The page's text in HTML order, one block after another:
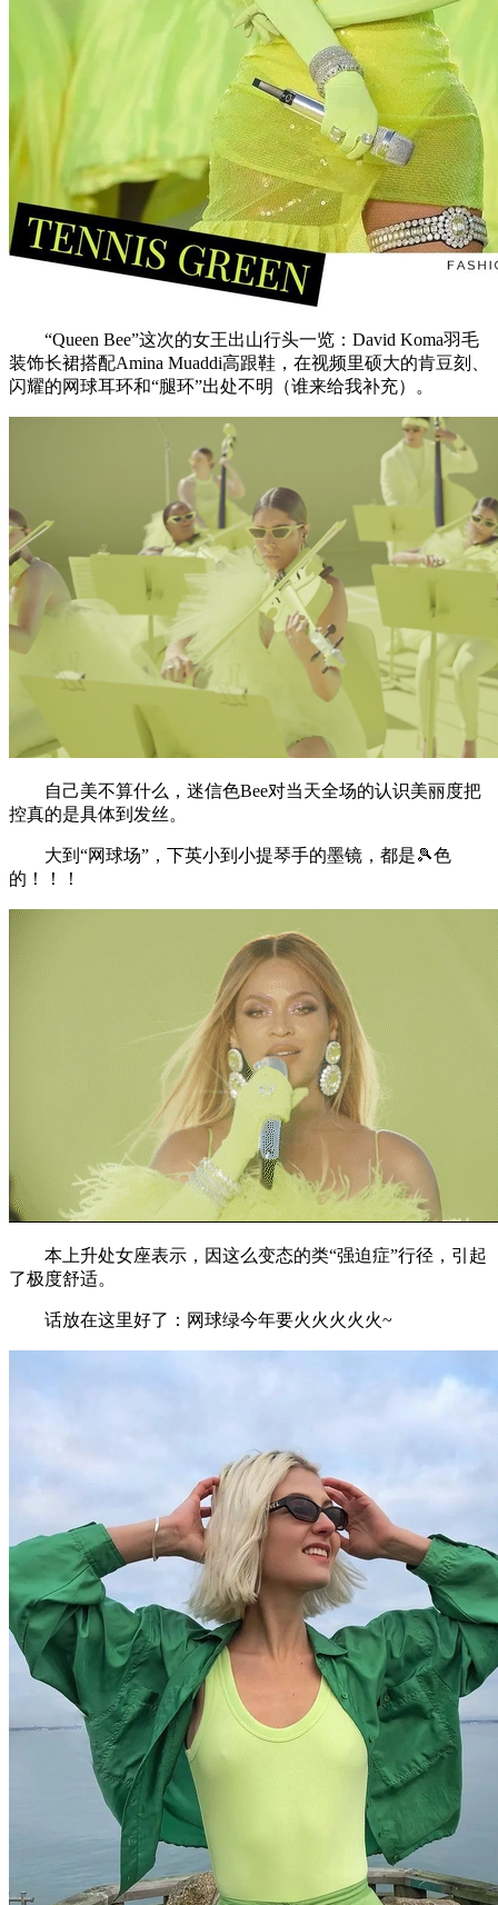
“Queen Bee”这次的女王出山行头一览：David Koma羽毛
装饰长裙搭配Amina Muaddi高跟鞋，在视频里硕大的肯豆刻、
闪耀的网球耳环和“腿环”出处不明（谁来给我补充）。
自己美不算什么，迷信色Bee对当天全场的认识美丽度把
控真的是具体到发丝。
大到“网球场”，下英小到小提琴手的墨镜，都是🎾色
的！！！
本上升处女座表示，因这么变态的类“强迫症”行径，引起
了极度舒适。
话放在这里好了：网球绿今年要火火火火火~